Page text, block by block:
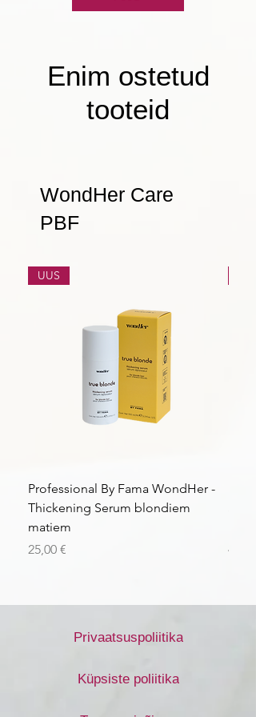
Enim ostetud
tooteid
WondHer Care
PBF
UUS
Professional By Fama WondHer -
Thickening Serum blondiem
matiem
Price
25,00 €
Price
43,56
Privaatsuspoliitika
Küpsiste poliitika